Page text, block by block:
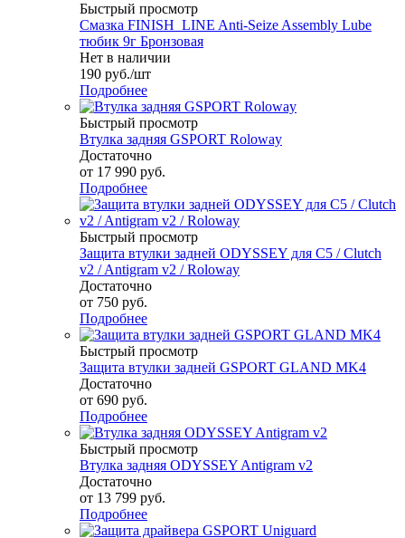
Быстрый просмотр
Смазка FINISH_LINE Anti-Seize Assembly Lube
тюбик 9г Бронзовая
Нет в наличии
190 руб./шт
Подробнее
Быстрый просмотр
Втулка задняя GSPORT Roloway
Достаточно
от 17 990 руб.
Подробнее
Быстрый просмотр
Защита втулки задней ODYSSEY для C5 / Clutch
v2 / Antigram v2 / Roloway
Достаточно
от 750 руб.
Подробнее
Быстрый просмотр
Защита втулки задней GSPORT GLAND MK4
Достаточно
от 690 руб.
Подробнее
Быстрый просмотр
Втулка задняя ODYSSEY Antigram v2
Достаточно
от 13 799 руб.
Подробнее